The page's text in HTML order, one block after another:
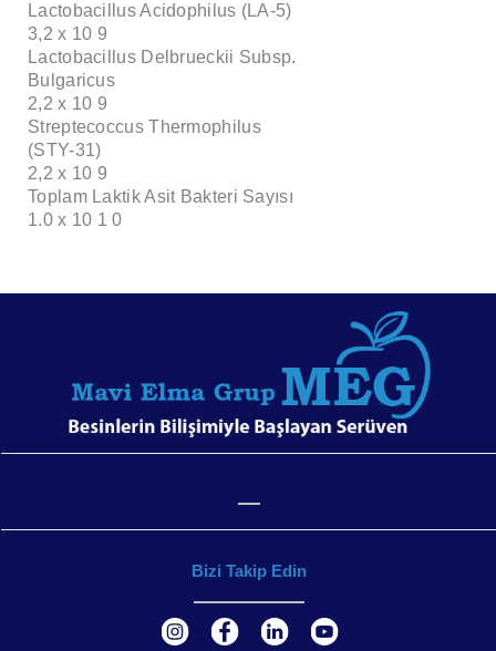
Lactobacillus Acidophilus (LA-5)
3,2 x 10 9
Lactobacillus Delbrueckii Subsp.
Bulgaricus
2,2 x 10 9
Streptecoccus Thermophilus
(STY-31)
2,2 x 10 9
Toplam Laktik Asit Bakteri Sayısı
1.0 x 10 1 0
Bizi Takip Edin